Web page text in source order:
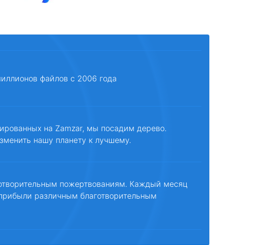
файлов с 2006 года
на Zamzar, мы посадим дерево.
нашу планету к лучшему.
пожертвованиям. Каждый месяц
различным благотворительным